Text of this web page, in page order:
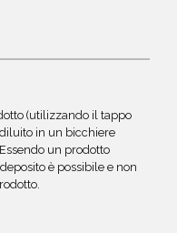
(utilizzando il tappo
in un bicchiere
un prodotto
è possibile e non